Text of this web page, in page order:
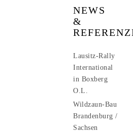
NEWS
&
Lausitz-Rally
International
in Boxberg
O.L.
Wildzaun-Bau
Brandenburg /
Sachsen